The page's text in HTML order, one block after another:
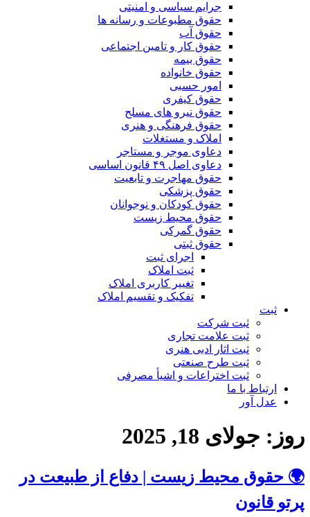
جرایم سیاسی و امنیتی
حقوق مطبوعات و رسانه ها
حقوق آب
حقوق کار و تامین اجتماعی
حقوق بیمه
حقوق خانواده
امور حسبی
حقوق کیفری
حقوق نیرو های مسلح
حقوق فرهنگی و هنری
املاک و مستغلات
دعاوی موجر و مستاجر
دعاوی اصل ۴۹ قانون اساسی
حقوق مهاجرت و تابعیت
حقوق پزشکی
حقوق کودکان و نوجوانان
حقوق محیط زیست
حقوق گمرکی
حقوق ثبتی
اجرای ثبت
ثبت املاک
تغییر کاربری املاک
تفکیک و تقسیم املاک
ثبت
ثبت شرکت
ثبت علامت تجاری
ثبت اثار ادبی هنری
ثبت طرح صنعتی
ثبت اختراعات و اشیا‌ٔ مصرفی
ارتباط با ما
عدل آور
روز: جولای 18, 2025
🌍 حقوق محیط زیست | دفاع از طبیعت در
پرتو قانون